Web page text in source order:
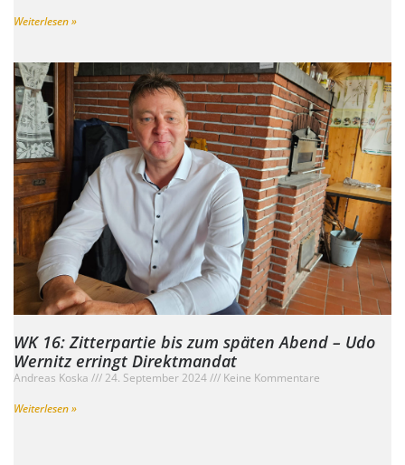
Weiterlesen »
WK 16: Zitterpartie bis zum späten Abend – Udo
Wernitz erringt Direktmandat
Andreas Koska 24. September 2024
Keine Kommentare
Weiterlesen »